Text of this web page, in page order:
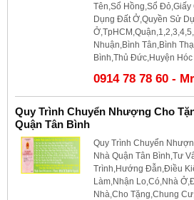
Tên,Sổ Hồng,Sổ
Dụng Đất Ở,Quyền Sử
Nhuận,Bình Tân,Bình
Bình,Thủ Đức,Huyện Hóc
0914 78 78 60 -
Quy Trình Chuyển Nhượng Cho
Quận Tân Bình
Quy Trình Chuyển
Nhà Quận Tân Bình,Tư
Trình,Hướng Đẫn,Điều
Làm,Nhận Lo,Có,Nhà
Nhà,Cho Tặng,Chung